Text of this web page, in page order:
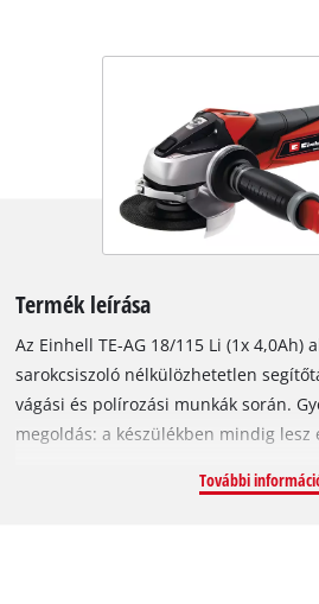
Termék leírása
Az Einhell TE-AG 18/115 Li (1x 4,0Ah)
sarokcsiszoló nélkülözhetetlen
vágási és polírozási munkák során.
megoldás: a készülékben mindig
mellékelünk egy Power X-Change
További